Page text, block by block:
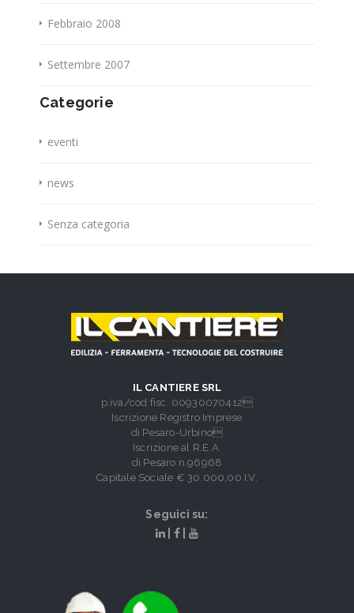
Febbraio 2008
Settembre 2007
Categorie
eventi
news
Senza categoria
IL CANTIERE SRL
p.iva/cod.fisc. 00930070412
Iscrizione Registro Imprese
di Pesaro-Urbino
Iscrizione al R.E.A.
di Pesaro n.96968
Capitale Sociale € 30.000,00 I.V.
Seguici su: